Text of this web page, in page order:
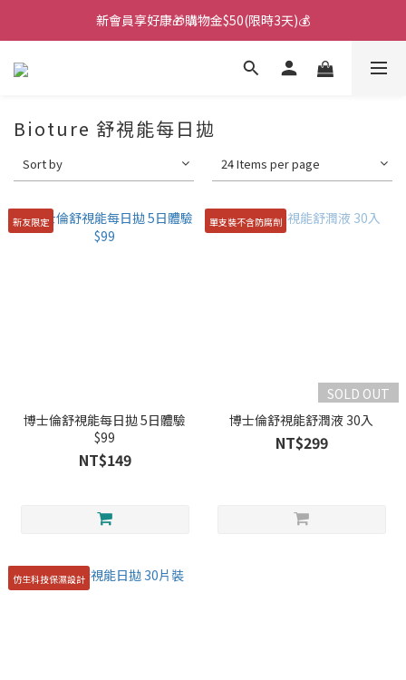
🌙韓國直送！遊樂園月拋新上市！🌙
新會員享好康🎁購物金$50(限時3天)💰
🌙韓國直送！遊樂園月拋新上市！🌙
Bioture 舒視能每日拋
Sort by 24 Items per page
新友限定
博士倫舒視能每日拋 5日體驗
$99
NT$149
單支裝不含防腐劑
SOLD OUT
博士倫舒視能舒潤液 30入
NT$299
仿生科技保濕設計